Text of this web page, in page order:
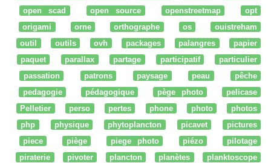
open scad
open source openstreetmap
opt
origami
orne orthographe os
ouistreham
outil
outils ovh packages palangres
papier
paquet
parallax partage participatif
particulier
passation
patrons paysage peau
pêche
pedagogie
pédagogique pège photo
pelicase
Pelletier
perso pertes phone photo
photos
php
physique phytoplancton picavet
pictures
piece
piège piege photo piézo
pilotage
piraterie
pivoter plancton planètes
planktoscope